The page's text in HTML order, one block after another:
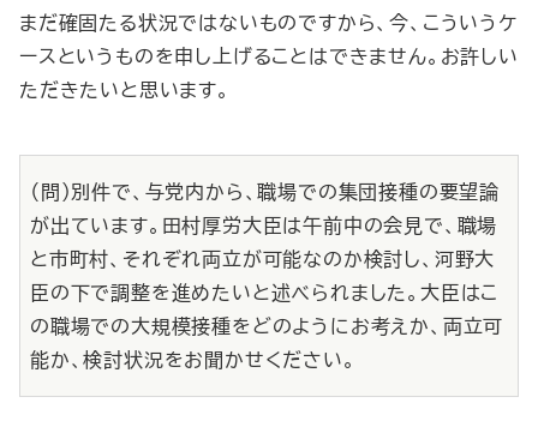
まだ確固たる状況ではないものですから、今、こういうケ
ースというものを申し上げることはできません。お許しい
ただきたいと思います。
（問）別件で、与党内から、職場での集団接種の要望論
が出ています。田村厚労大臣は午前中の会見で、職場
と市町村、それぞれ両立が可能なのか検討し、河野大
臣の下で調整を進めたいと述べられました。大臣はこ
の職場での大規模接種をどのようにお考えか、両立可
能か、検討状況をお聞かせください。